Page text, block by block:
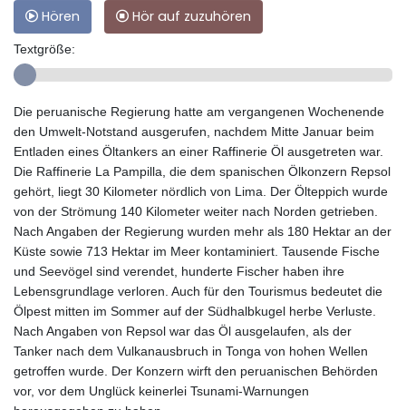
Hören Hör auf zuzuhören
Textgröße:
Die peruanische Regierung hatte am vergangenen Wochenende
den Umwelt-Notstand ausgerufen, nachdem Mitte Januar beim
Entladen eines Öltankers an einer Raffinerie Öl ausgetreten war.
Die Raffinerie La Pampilla, die dem spanischen Ölkonzern Repsol
gehört, liegt 30 Kilometer nördlich von Lima. Der Ölteppich wurde
von der Strömung 140 Kilometer weiter nach Norden getrieben.
Nach Angaben der Regierung wurden mehr als 180 Hektar an der
Küste sowie 713 Hektar im Meer kontaminiert. Tausende Fische
und Seevögel sind verendet, hunderte Fischer haben ihre
Lebensgrundlage verloren. Auch für den Tourismus bedeutet die
Ölpest mitten im Sommer auf der Südhalbkugel herbe Verluste.
Nach Angaben von Repsol war das Öl ausgelaufen, als der
Tanker nach dem Vulkanausbruch in Tonga von hohen Wellen
getroffen wurde. Der Konzern wirft den peruanischen Behörden
vor, vor dem Unglück keinerlei Tsunami-Warnungen